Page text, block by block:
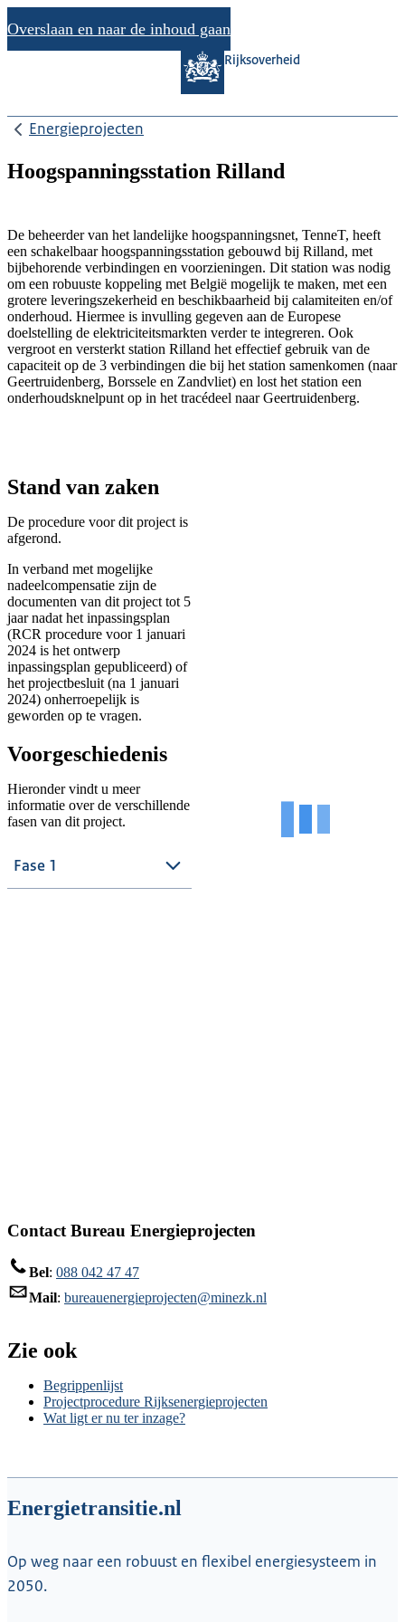
Overslaan en naar de inhoud gaan
Rijksoverheid
Energieprojecten
Hoogspanningsstation Rilland
De beheerder van het landelijke hoogspanningsnet, TenneT, heeft
een schakelbaar hoogspanningsstation gebouwd bij Rilland, met
bijbehorende verbindingen en voorzieningen. Dit station was nodig
om een robuuste koppeling met België mogelijk te maken, met een
grotere leveringszekerheid en beschikbaarheid bij calamiteiten en/of
onderhoud. Hiermee is invulling gegeven aan de Europese
doelstelling de elektriciteitsmarkten verder te integreren. Ook
vergroot en versterkt station Rilland het effectief gebruik van de
capaciteit op de 3 verbindingen die bij het station samenkomen (naar
Geertruidenberg, Borssele en Zandvliet) en lost het station een
onderhoudsknelpunt op in het tracédeel naar Geertruidenberg.
Stand van zaken
De procedure voor dit project is
afgerond.
In verband met mogelijke
nadeelcompensatie zijn de
documenten van dit project tot 5
jaar nadat het inpassingsplan
(RCR procedure voor 1 januari
2024 is het ontwerp
inpassingsplan gepubliceerd) of
het projectbesluit (na 1 januari
2024) onherroepelijk is
geworden op te vragen.
Voorgeschiedenis
Hieronder vindt u meer
informatie over de verschillende
fasen van dit project.
Fase 1
Contact Bureau Energieprojecten
Bel: 088 042 47 47
Mail: bureauenergieprojecten@minezk.nl
Zie ook
Begrippenlijst
Projectprocedure Rijksenergieprojecten
Wat ligt er nu ter inzage?
Energietransitie.nl
Op weg naar een robuust en flexibel energiesysteem in
2050.